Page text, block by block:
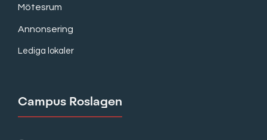
Mötesrum
Annonsering
Lediga lokaler
Campus Roslagen